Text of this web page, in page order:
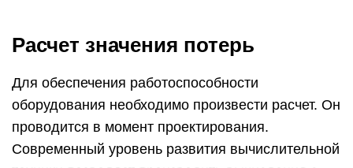
Расчет значения потерь
Для обеспечения работоспособности
оборудования необходимо произвести расчет. Он
проводится в момент проектирования.
Современный уровень развития вычислительной